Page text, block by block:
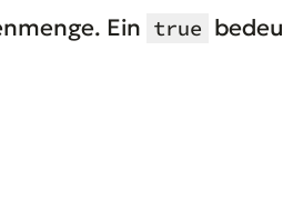
Ein true